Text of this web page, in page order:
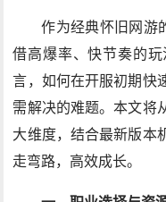
作为经典怀旧网游
借高爆率、快节奏的
言，如何在开服初期快
需解决的难题。本文将
大维度，结合最新版本
走弯路，高效成长。